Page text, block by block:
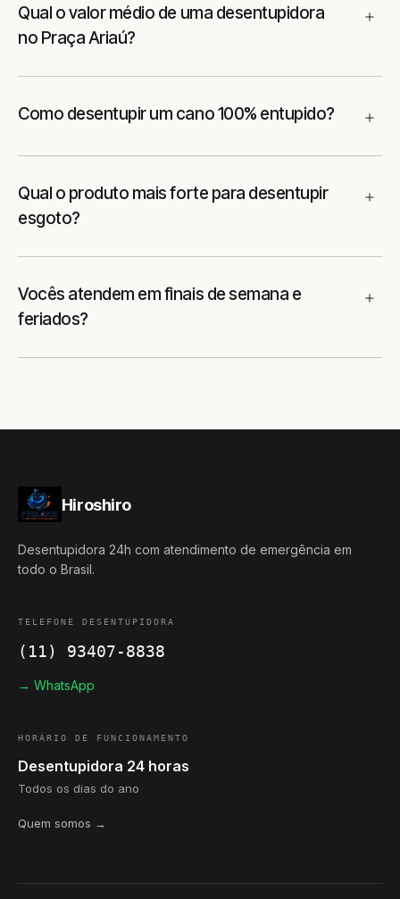
Qual o valor médio de uma desentupidora
no Praça Ariaú?
Como desentupir um cano 100% entupido?
Qual o produto mais forte para desentupir
esgoto?
Vocês atendem em finais de semana e
feriados?
Hiroshiro
Desentupidora 24h com atendimento de emergência em
todo o Brasil.
TELEFONE DESENTUPIDORA
(11) 93407-8838
→ WhatsApp
HORÁRIO DE FUNCIONAMENTO
Desentupidora 24 horas
Todos os dias do ano
Quem somos →